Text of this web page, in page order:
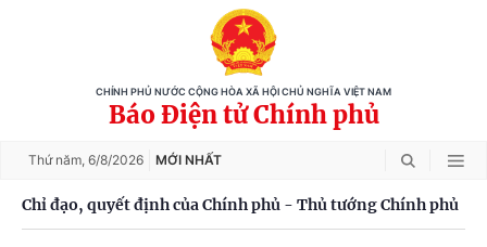
CHÍNH PHỦ NƯỚC CỘNG HÒA XÃ HỘI CHỦ NGHĨA VIỆT NAM
Báo Điện tử Chính phủ
Thứ năm, 6/8/2026 MỚI NHẤT
Chỉ đạo, quyết định của Chính phủ - Thủ tướng Chính phủ